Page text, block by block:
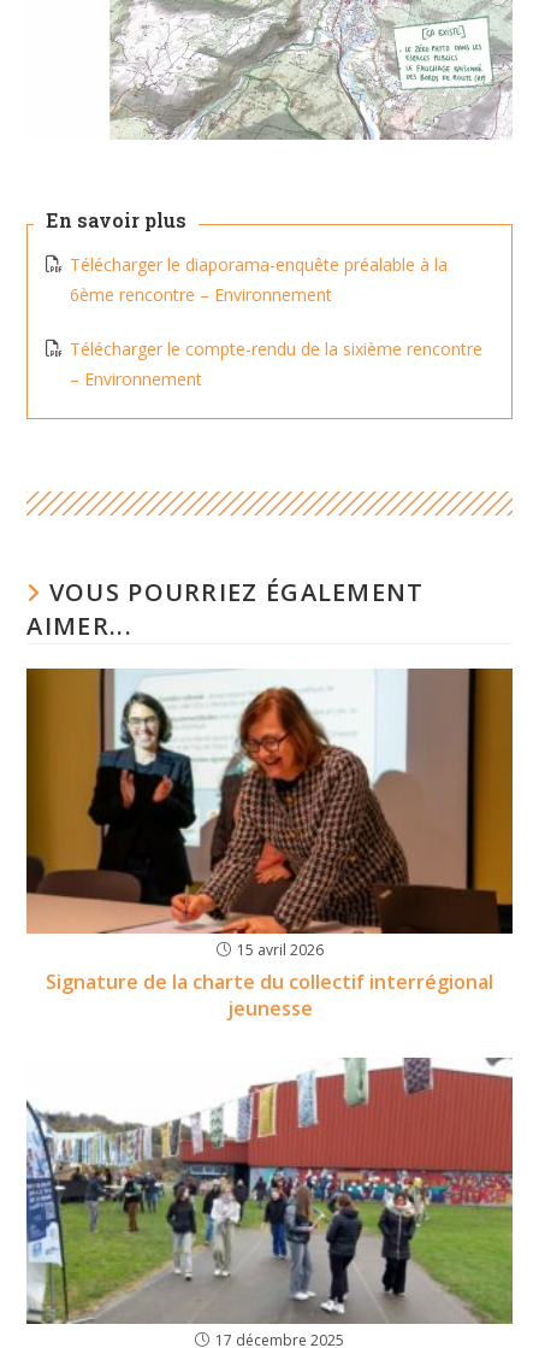
En savoir plus
Télécharger le diaporama-enquête préalable à la
6ème rencontre – Environnement
Télécharger le compte-rendu de la sixième rencontre
– Environnement
VOUS POURRIEZ ÉGALEMENT
AIMER...
15 avril 2026
Signature de la charte du collectif interrégional
jeunesse
17 décembre 2025